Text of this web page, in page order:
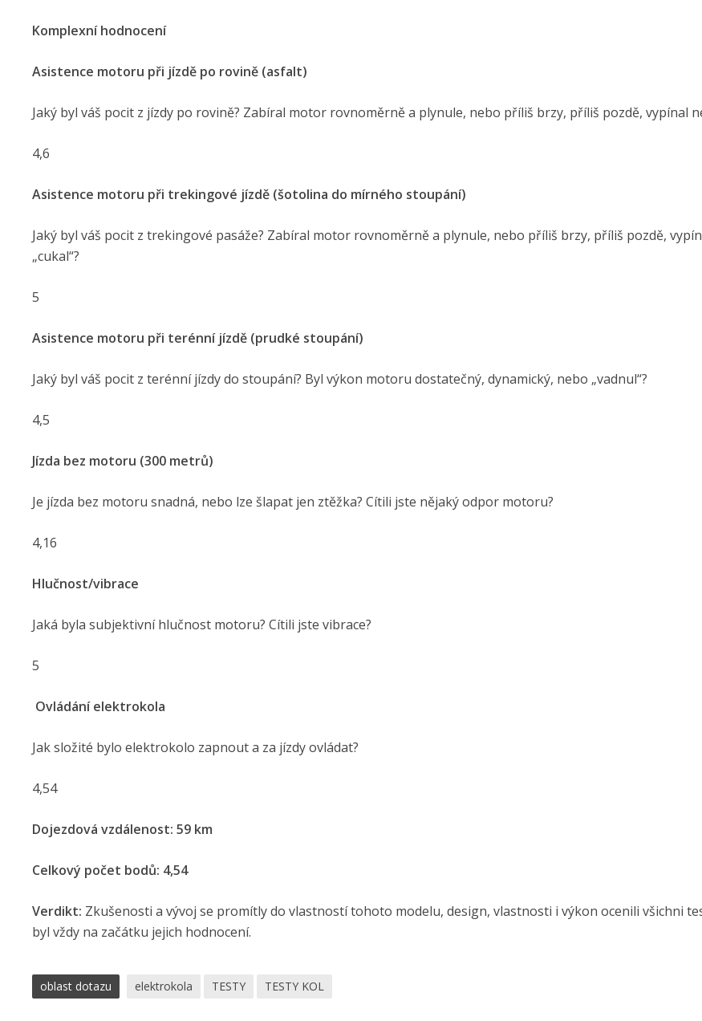
Komplexní hodnocení
Asistence motoru při jízdě po rovině (asfalt)
Jaký byl váš pocit z jízdy po rovině? Zabíral motor rovnoměrně a plynule, nebo příliš brzy, příliš pozdě, vypínal
4,6
Asistence motoru při trekingové jízdě (šotolina do mírného stoupání)
Jaký byl váš pocit z trekingové pasáže? Zabíral motor rovnoměrně a plynule, nebo příliš brzy, příliš pozdě,
„cukal“?
5
Asistence motoru při terénní jízdě (prudké stoupání)
Jaký byl váš pocit z terénní jízdy do stoupání? Byl výkon motoru dostatečný, dynamický, nebo „vadnul“?
4,5
Jízda bez motoru (300 metrů)
Je jízda bez motoru snadná, nebo lze šlapat jen ztěžka? Cítili jste nějaký odpor motoru?
4,16
Hlučnost/vibrace
Jaká byla subjektivní hlučnost motoru? Cítili jste vibrace?
5
Ovládání elektrokola
Jak složité bylo elektrokolo zapnout a za jízdy ovládat?
4,54
Dojezdová vzdálenost: 59 km
Celkový počet bodů: 4,54
Verdikt: Zkušenosti a vývoj se promítly do vlastností tohoto modelu, design, vlastnosti i výkon ocenili všichni
byl vždy na začátku jejich hodnocení.
oblast dotazu elektrokola TESTY TESTY KOL